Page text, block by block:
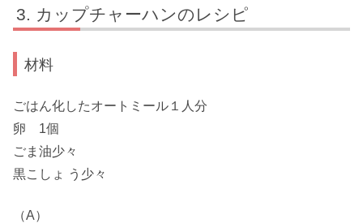
カップチャーハンのレシピ
材料
ごはん化したオートミール１人分
卵 1個
ごま油少々
黒こしょ う少々
（A）